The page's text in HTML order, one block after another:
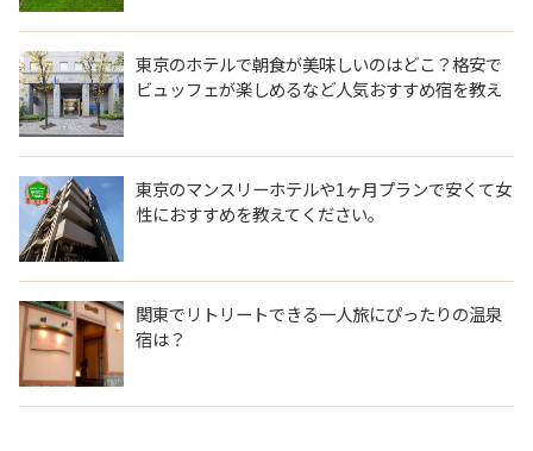
東京のホテルで朝食が美味しいのはどこ？格安で
ビュッフェが楽しめるなど人気おすすめ宿を教え
東京のマンスリーホテルや1ヶ月プランで安くて女
性におすすめを教えてください。
関東でリトリートできる一人旅にぴったりの温泉
宿は？